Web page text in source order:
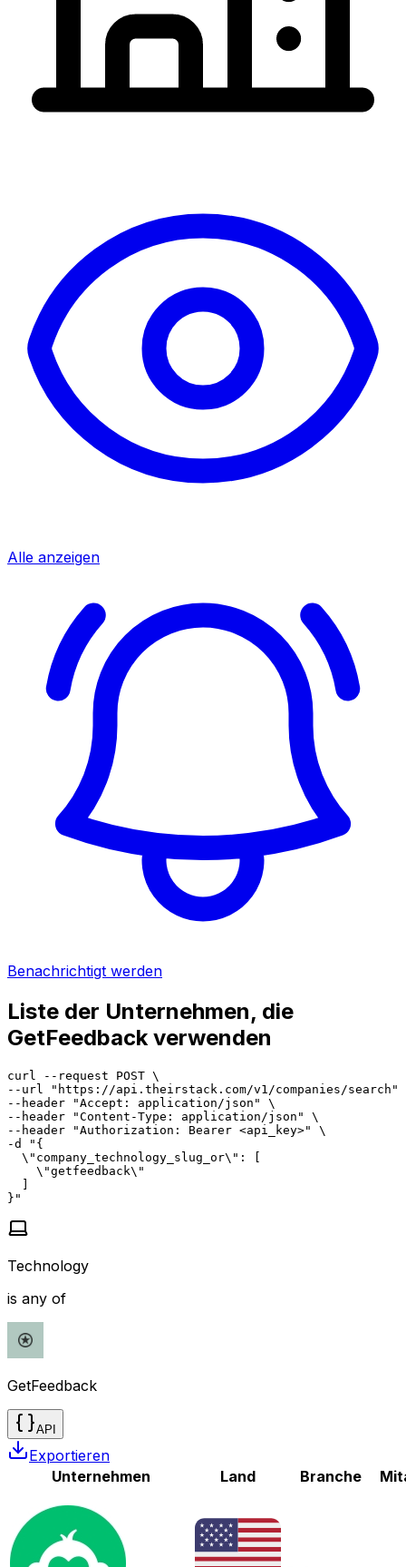
Alle anzeigen
Benachrichtigt werden
Liste der Unternehmen, die
GetFeedback verwenden
curl --request POST \
--url "https://api.theirstack.com/v1/companies/search"
--header "Accept: application/json" \
--header "Content-Type: application/json" \
--header "Authorization: Bearer <api_key>" \
-d "{
  \"company_technology_slug_or\": [
    \"getfeedback\"
  ]
}"
Technology
is any of
GetFeedback
API
Exportieren
Unternehmen
Land Branche